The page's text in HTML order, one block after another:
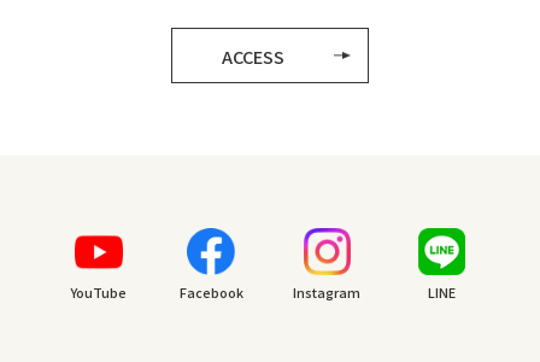
ACCESS
YouTube Facebook Instagram LINE